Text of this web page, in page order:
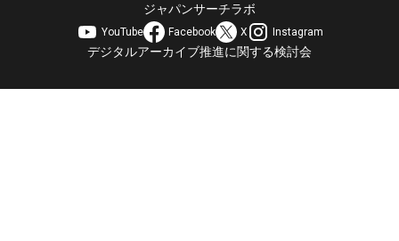
ジャパンサーチラボ
YouTube Facebook X Instagram
デジタルアーカイブ推進に関する検討会